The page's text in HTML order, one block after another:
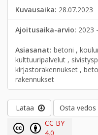
Kuvausaika: 28.07.2023
Ajoitusaika-arvio: 2023
Asiasanat: betoni ,
kulttuuripalvelut ,
kirjastorakennukset ,
rakennukset
Lataa
Osta vedos
CC BY
4.0